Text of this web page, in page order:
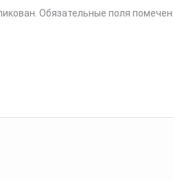
Обязательные поля